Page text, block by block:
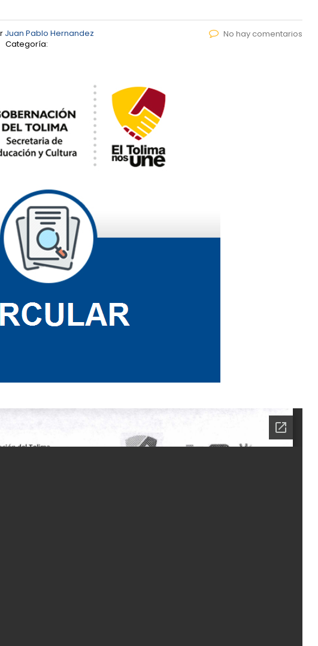
Juan Pablo Hernandez
Categoría:
No hay comentarios